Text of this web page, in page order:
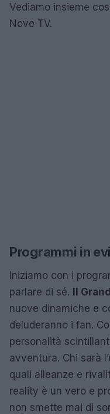
Vediamo insieme
Nove TV.
Programmi in
Iniziamo con i
parlare di sé. Il
nuove dinamiche e
deluderanno i fan.
personalità
avventura. Chi sarà
quali alleanze e
reality è un vero e
non smette mai di